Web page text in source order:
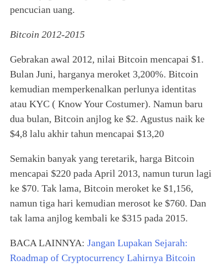
pencucian uang.
Bitcoin 2012-2015
Gebrakan awal 2012, nilai Bitcoin mencapai $1.
Bulan Juni, harganya meroket 3,200%. Bitcoin
kemudian memperkenalkan perlunya identitas
atau KYC ( Know Your Costumer). Namun baru
dua bulan, Bitcoin anjlog ke $2. Agustus naik ke
$4,8 lalu akhir tahun mencapai $13,20
Semakin banyak yang teretarik, harga Bitcoin
mencapai $220 pada April 2013, namun turun lagi
ke $70. Tak lama, Bitcoin meroket ke $1,156,
namun tiga hari kemudian merosot ke $760. Dan
tak lama anjlog kembali ke $315 pada 2015.
BACA LAINNYA: Jangan Lupakan Sejarah:
Roadmap of Cryptocurrency Lahirnya Bitcoin